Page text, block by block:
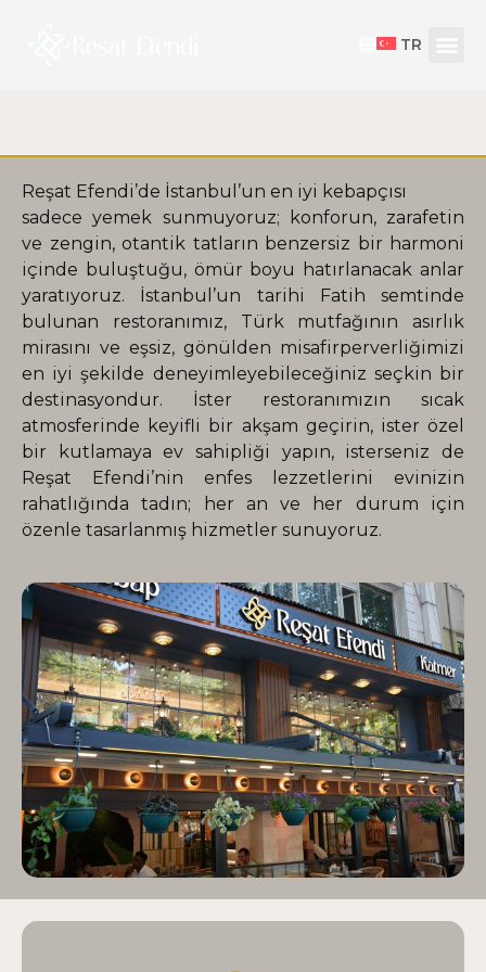
TR
Reşat Efendi’de İstanbul’un en iyi kebapçısı
sadece yemek sunmuyoruz; konforun, zarafetin
ve zengin, otantik tatların benzersiz bir harmoni
içinde buluştuğu, ömür boyu hatırlanacak anlar
yaratıyoruz. İstanbul’un tarihi Fatih semtinde
bulunan restoranımız, Türk mutfağının asırlık
mirasını ve eşsiz, gönülden misafirperverliğimizi
en iyi şekilde deneyimleyebileceğiniz seçkin bir
destinasyondur. İster restoranımızın sıcak
atmosferinde keyifli bir akşam geçirin, ister özel
bir kutlamaya ev sahipliği yapın, isterseniz de
Reşat Efendi’nin enfes lezzetlerini evinizin
rahatlığında tadın; her an ve her durum için
özenle tasarlanmış hizmetler sunuyoruz.